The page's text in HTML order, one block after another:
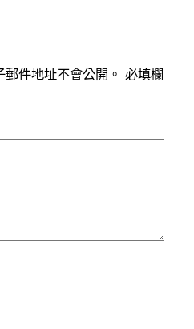
件地址不會公開。 必填欄